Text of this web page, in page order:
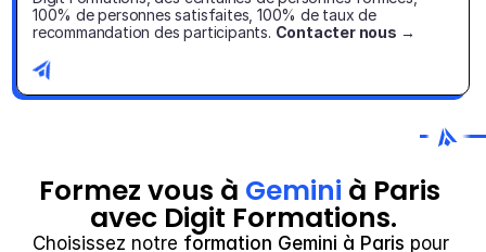
100% de personnes satisfaites, 100% de taux de
recommandation des participants. Contacter nous →
Formez vous à Gemini à Paris
avec Digit Formations.
Choisissez notre formation Gemini à Paris pour